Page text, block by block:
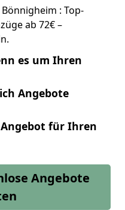
: Top-
ab 72€ –
es um Ihren
Angebote
Angebot für Ihren
Angebote